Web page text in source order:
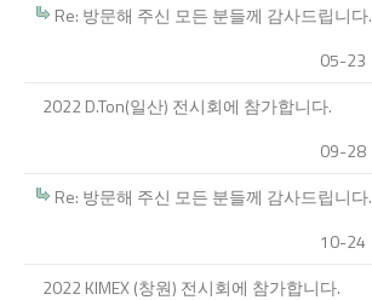
Re: 방문해 주신 모든 분들께 감사드립니다.
05-23
2022 D.Ton(일산) 전시회에 참가합니다.
09-28
Re: 방문해 주신 모든 분들께 감사드립니다.
10-24
2022 KIMEX (창원) 전시회에 참가합니다.